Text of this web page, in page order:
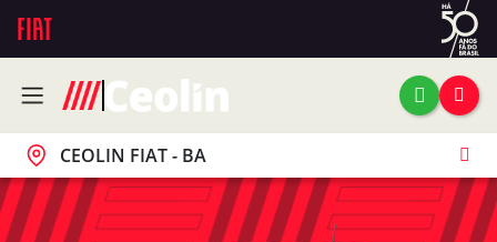
CEOLIN FIAT - BA